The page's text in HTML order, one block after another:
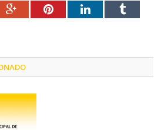
Google+PinterestLinkedInTumblr